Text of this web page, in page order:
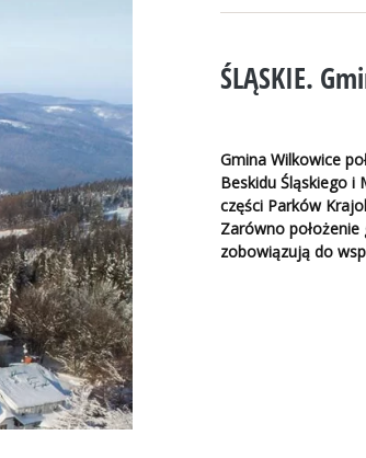
ŚLĄSKIE.
Gmina Wilkowice
Beskidu Śląskiego i
części Parków
Zarówno
zobowiązują do